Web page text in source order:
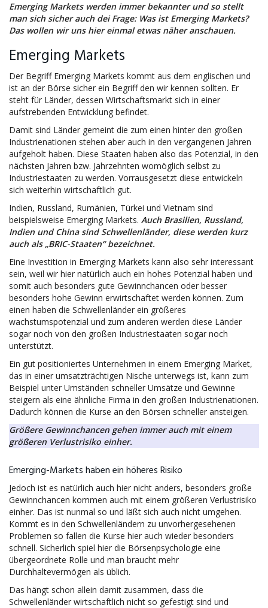
Emerging Markets werden immer bekannter und so stellt
man sich sicher auch dei Frage: Was ist Emerging Markets?
Das wollen wir uns hier einmal etwas näher anschauen.
Emerging Markets
Der Begriff Emerging Markets kommt aus dem englischen und
ist an der Börse sicher ein Begriff den wir kennen sollten. Er
steht für Länder, dessen Wirtschaftsmarkt sich in einer
aufstrebenden Entwicklung befindet.
Damit sind Länder gemeint die zum einen hinter den großen
Industrienationen stehen aber auch in den vergangenen Jahren
aufgeholt haben. Diese Staaten haben also das Potenzial, in den
nächsten Jahren bzw. Jahrzehnten womöglich selbst zu
Industriestaaten zu werden. Vorrausgesetzt diese entwickeln
sich weiterhin wirtschaftlich gut.
Indien, Russland, Rumänien, Türkei und Vietnam sind
beispielsweise Emerging Markets. Auch Brasilien, Russland,
Indien und China sind Schwellenländer, diese werden kurz
auch als „BRIC-Staaten“ bezeichnet.
Eine Investition in Emerging Markets kann also sehr interessant
sein, weil wir hier natürlich auch ein hohes Potenzial haben und
somit auch besonders gute Gewinnchancen oder besser
besonders hohe Gewinn erwirtschaftet werden können. Zum
einen haben die Schwellenländer ein größeres
wachstumspotenzial und zum anderen werden diese Länder
sogar noch von den großen Industriestaaten sogar noch
unterstützt.
Ein gut positioniertes Unternehmen in einem Emerging Market,
das in einer umsatzträchtigen Nische unterwegs ist, kann zum
Beispiel unter Umständen schneller Umsätze und Gewinne
steigern als eine ähnliche Firma in den großen Industrienationen.
Dadurch können die Kurse an den Börsen schneller ansteigen.
Größere Gewinnchancen gehen immer auch mit einem
größeren Verlustrisiko einher.
Emerging-Markets haben ein höheres Risiko
Jedoch ist es natürlich auch hier nicht anders, besonders große
Gewinnchancen kommen auch mit einem größeren Verlustrisiko
einher. Das ist nunmal so und läßt sich auch nicht umgehen.
Kommt es in den Schwellenländern zu unvorhergesehenen
Problemen so fallen die Kurse hier auch wieder besonders
schnell. Sicherlich spiel hier die Börsenpsychologie eine
übergeordnete Rolle und man braucht mehr
Durchhaltevermögen als üblich.
Das hängt schon allein damit zusammen, dass die
Schwellenländer wirtschaftlich nicht so gefestigt sind und